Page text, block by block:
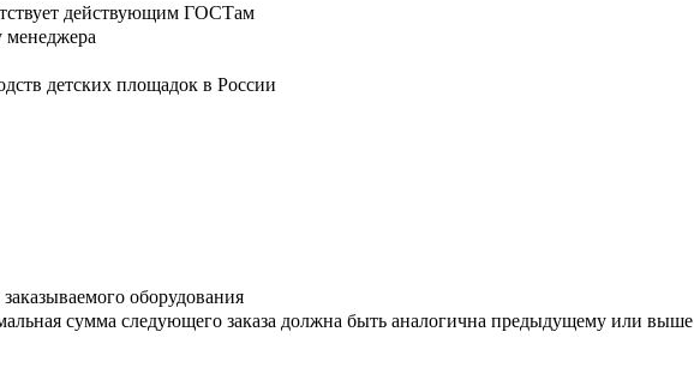
действующим ГОСТам
менеджера
детских площадок в России
оборудования
сумма следующего заказа должна быть аналогична предыдущему или выше